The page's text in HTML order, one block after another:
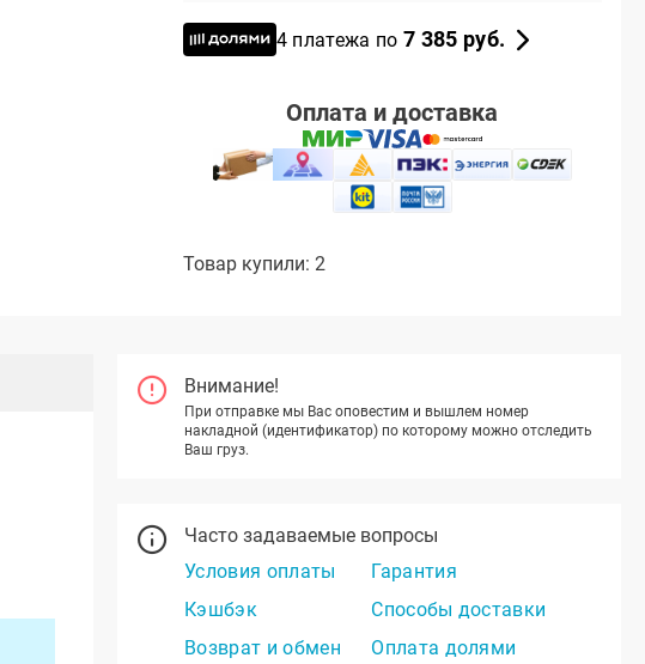
4 платежа по 7 385 руб.
Оплата и доставка
Товар купили: 2
Внимание!
При отправке мы Вас оповестим и вышлем номер
накладной (идентификатор) по которому можно отследить
Ваш груз.
Часто задаваемые вопросы
Условия оплаты
Гарантия
Кэшбэк
Способы доставки
Возврат и обмен
Оплата долями